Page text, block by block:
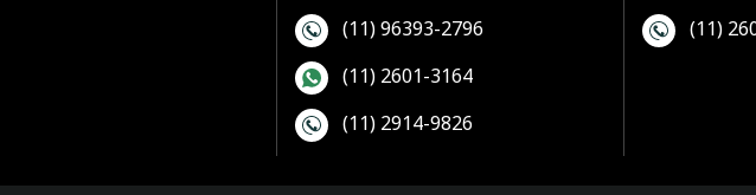
WUXI
(11) 96393-2796
(11) 2601-3164
(11) 2914-9826
(11)